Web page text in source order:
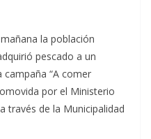
la población
pescado a un
“A comer
por el Ministerio
través de la Municipalidad